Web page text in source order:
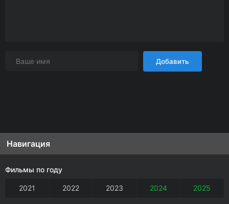
Добавить
Навигация
Фильмы по году
2021 2022 2023 2024 2025